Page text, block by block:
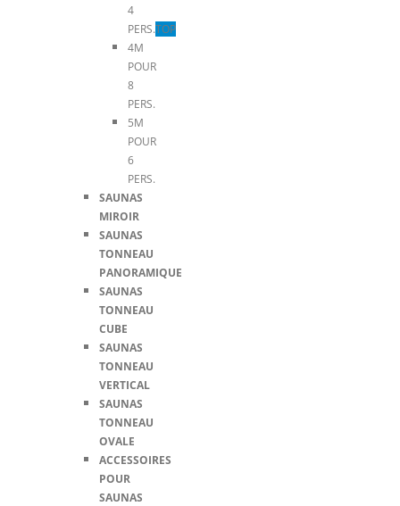
4
PERS.TOP
4M
POUR
8
PERS.
5M
POUR
6
PERS.
SAUNAS
MIROIR
SAUNAS
TONNEAU
PANORAMIQUE
SAUNAS
TONNEAU
CUBE
SAUNAS
TONNEAU
VERTICAL
SAUNAS
TONNEAU
OVALE
ACCESSOIRES
POUR
SAUNAS